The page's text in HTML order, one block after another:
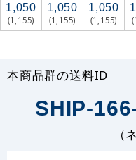
1,050
(1,155)
1,050
(1,155)
1,050
(1,155)
本商品群の送料ID
SHIP-
（